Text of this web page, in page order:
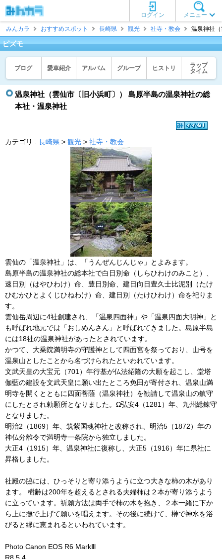
メニュー
ログイン
みんカラ
おすすめスポット 長崎県 観光 社寺・教会 温泉神社
ピズモ
ブログ 愛車紹介 アルバム グループ ヒストリ
ラップ
タイム
温泉神社（雲仙市〔旧小浜町〕） 島原半島の温泉神社の総
本社・温泉神社
カテゴリ : 長崎県 > 観光 > 社寺・教会
雲仙の「温泉神社」は、「うんぜんじんじゃ」とよみます。
島原半島の温泉神社の総本社で白日別命（しらひわけのみこと）、
速日別（はやひわけ）命、豊日別命、建日向日豊久士比泥別（たけ
ひむかひとよくじひねわけ）命、建日別（たけひわけ）命を祀りま
す。
雲仙岳周辺に4社創建され、「温泉四面神」や「温泉四面大明神」と
も呼ばれ地元では「おしめんさん」と呼ばれてきました。島原半島
には18社の温泉神社があったとされています。
かつて、大乗院満明寺の守護神として四面宮を祭っており、山号を
温泉山としたことから名づけられたといわれています。
文武天皇の大宝元（701）年行基が仏法紹隆の大願を起こし、堂塔
伽藍の建設を文武天皇に願い出たところ免田が寄付され、温泉山満
明寺を開くとともに四面菩薩（温泉神社）を勧請して温泉山の鎮守
にしたとされ勅願所となりました。Ω弘安4（1281）年、九州総錬守
となりました。
明治2（1869）年、筑紫国魂神社と改称され、明治5（1872）年の
神仏分離令で満明寺一条院から独立しました。
大正4（1915）年、温泉神社に復称し、大正5（1916）年に県社に
昇格しました。
社殿の脇には、ひっそりと寄り添うように立つ大きな柿の木があり
ます。 樹齢は200年を超えるとされる夫婦柿は２本が寄り添うよう
に立っています。祈願方法は両手で柿の木を抱き、２本一緒に下か
ら上に撫で上げて願いを唱えます。その後に続けて、榊で神水を浴
びると縁に恵まれるといわれています。
Photo Canon EOS R6 MarkⅢ